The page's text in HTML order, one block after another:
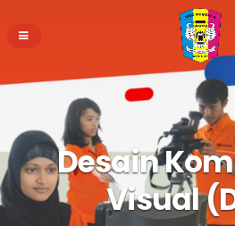
Desain
Visual